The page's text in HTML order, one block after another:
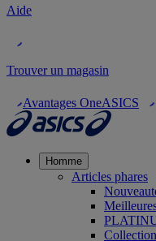
Aide
Trouver un magasin
Avantages OneASICS
Homme
Articles phares